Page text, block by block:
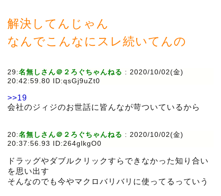
解決してんじゃん
なんでこんなにスレ続いてんの
29:名無しさん＠２ろぐちゃんねる : 2020/10/02(金)
20:42:59.80 ID:qsGj9uZt0
>>19
会社のジィジのお世話に皆んなが苛ついているから
20:名無しさん＠２ろぐちゃんねる : 2020/10/02(金)
20:37:56.93 ID:264glkgO0
ドラッグやダブルクリックすらできなかった知り合い
を思い出す
そんなのでも今やマクロバリバリに使ってるっていう